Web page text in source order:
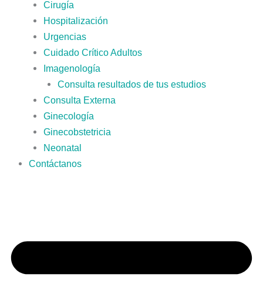
Cirugía
Hospitalización
Urgencias
Cuidado Crítico Adultos
Imagenología
Consulta resultados de tus estudios
Consulta Externa
Ginecología
Ginecobstetricia
Neonatal
Contáctanos